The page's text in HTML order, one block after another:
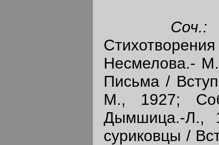
Несмелова.-
Письма /
М., 1927;
Дымшица.-Л.,
суриковцы /